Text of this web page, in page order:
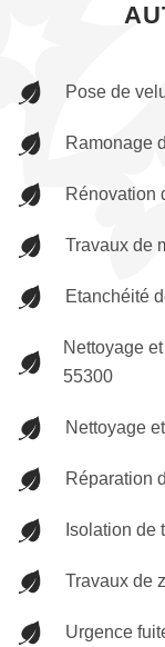
Pose de
Ramonage
Rénovation
Travaux de
Etanchéité
Nettoyage
55300
Nettoyage
Réparation
Isolation de
Travaux de
Urgence